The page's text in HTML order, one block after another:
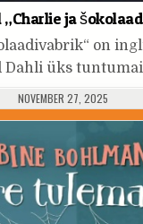
„Charlie ja
on
Dahli üks
PUBLISHED DATE:
NOVEMBER 27, 2025